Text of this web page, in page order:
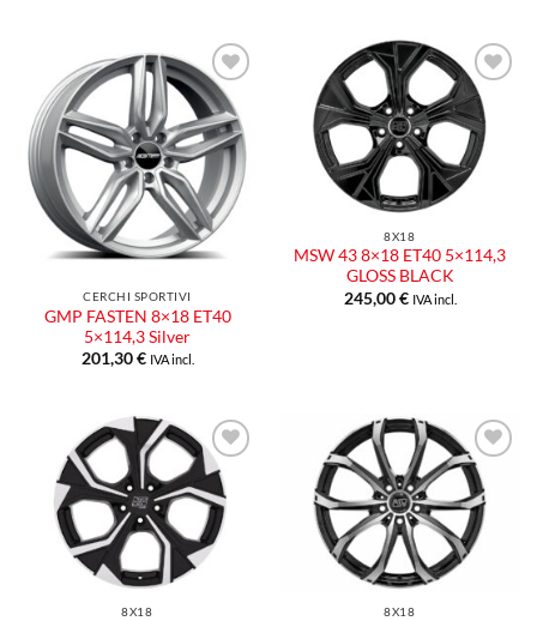
Aggiungi
alla lista
dei
desideri
CERCHI SPORTIVI
GMP FASTEN 8×18 ET40
5×114,3 Silver
201,30€ IVA incl.
Aggiungi
alla lista
dei
desideri
8X18
MSW 43 8×18 ET40 5×114,3
GLOSS BLACK
245,00€ IVA incl.
Aggiungi
alla lista
dei
desideri
8X18
Aggiungi
alla lista
dei
desideri
8X18